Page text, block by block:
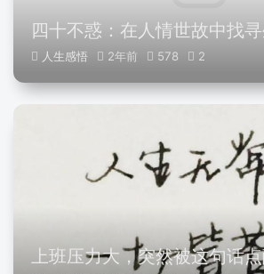
四十不惑：在人情世故中找
人生感悟 2年前 578 2
上班压力大，突然被这句话